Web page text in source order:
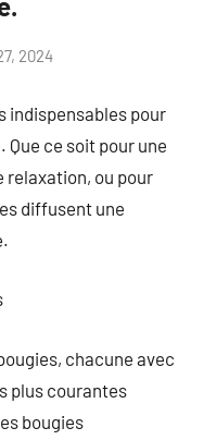
2024
indispensables pour
ce soit pour une
relaxation, ou pour
diffusent une
chacune avec
plus courantes
bougies